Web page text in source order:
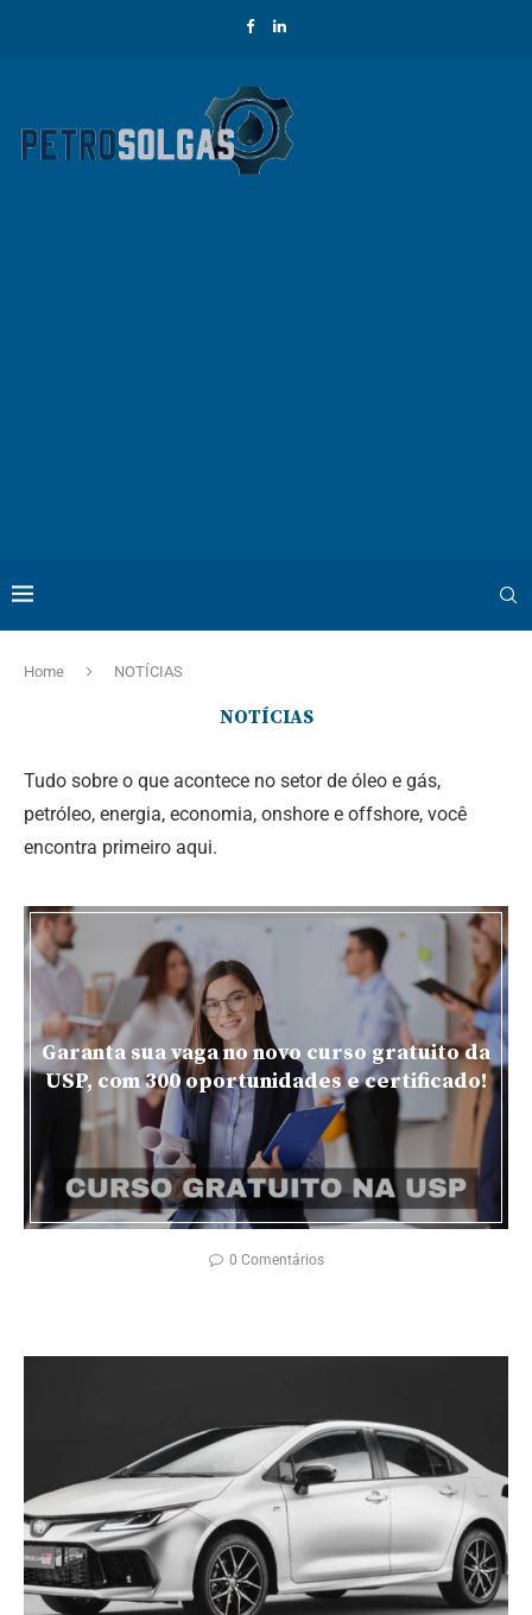
Home NOTÍCIAS
NOTÍCIAS
Tudo sobre o que acontece no setor de óleo e gás,
petróleo, energia, economia, onshore e offshore, você
encontra primeiro aqui.
Garanta sua vaga no novo curso gratuito da
USP, com 300 oportunidades e certificado!
0 Comentários